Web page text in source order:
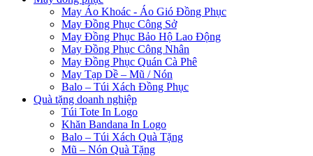
May Áo Khoác - Áo Gió Đồng Phục
May Đồng Phục Công Sở
May Đồng Phục Bảo Hộ Lao Động
May Đồng Phục Công Nhân
May Đồng Phục Quán Cà Phê
May Tạp Dề – Mũ / Nón
Balo – Túi Xách Đồng Phục
Quà tặng doanh nghiệp
Túi Tote In Logo
Khăn Bandana In Logo
Balo – Túi Xách Quà Tặng
Mũ – Nón Quà Tặng